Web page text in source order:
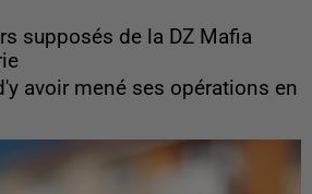
supposés de la DZ Mafia
avoir mené ses opérations en